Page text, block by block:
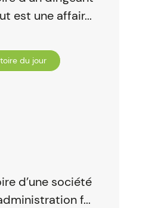
est une affair...
du jour
d’une société
f...